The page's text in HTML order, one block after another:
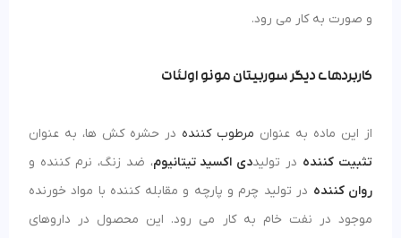
و صورت به کار می رود.
کاربردهای دیگر سوربیتان مونو اولئات
از این ماده به عنوان مرطوب کننده در حشره کش ها، به عنوان
تثبیت کننده در تولیددی اکسید تیتانیوم، ضد زنگ، نرم کننده و
روان کننده در تولید چرم و پارچه و مقابله کننده با مواد خورنده
موجود در نفت خام به کار می رود. این محصول در داروهای